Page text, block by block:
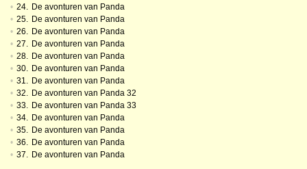
• 24. De avonturen van Panda
• 25. De avonturen van Panda
• 26. De avonturen van Panda
• 27. De avonturen van Panda
• 28. De avonturen van Panda
• 30. De avonturen van Panda
• 31. De avonturen van Panda
• 32. De avonturen van Panda 32
• 33. De avonturen van Panda 33
• 34. De avonturen van Panda
• 35. De avonturen van Panda
• 36. De avonturen van Panda
• 37. De avonturen van Panda